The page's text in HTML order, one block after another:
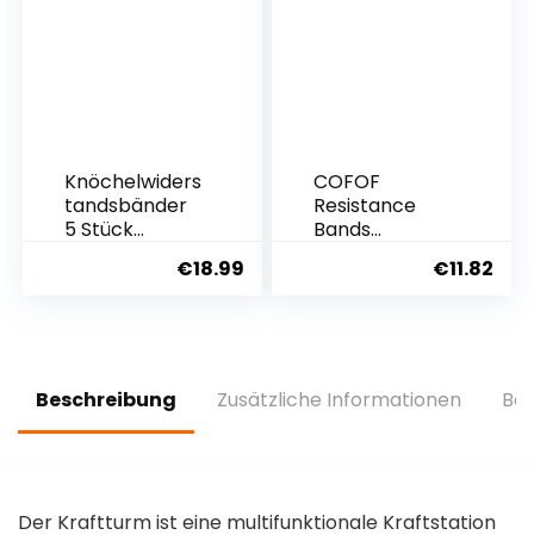
Knöchelwiders
tandsbänder
5 Stück
Widerstandsb
n für
Kabelzug für
€18.99
COFOF
Resistance
Bands
Krafttraining,
€11.82
Beschreibung Zusätzliche Informationen
Der Kraftturm ist eine multifunktionale Kraftstation